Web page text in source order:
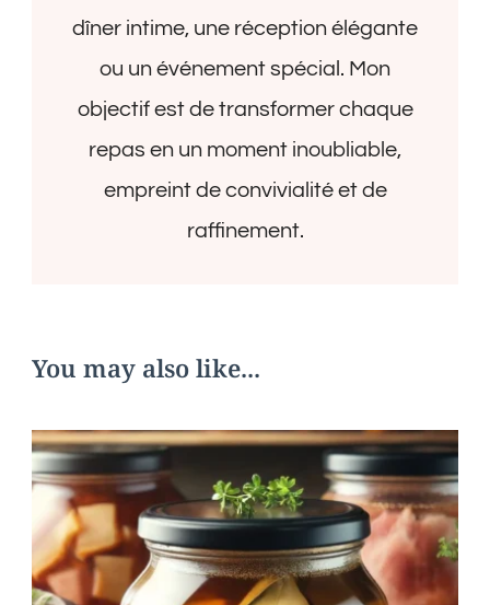
dîner intime, une réception élégante
ou un événement spécial. Mon
objectif est de transformer chaque
repas en un moment inoubliable,
empreint de convivialité et de
raffinement.
You may also like...